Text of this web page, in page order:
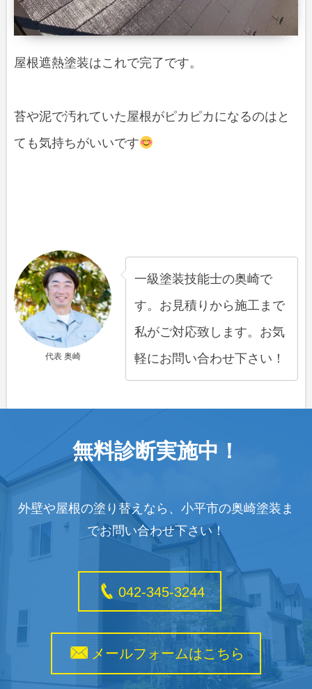
屋根遮熱塗装はこれで完了です。
苔や泥で汚れていた屋根がピカピカになるのはと
ても気持ちがいいです
代表 奥崎
一級塗装技能士の奥崎で
す。お見積りから施工まで
私がご対応致します。お気
軽にお問い合わせ下さい！
無料診断実施中！
外壁や屋根の塗り替えなら、小平市の奥崎塗装ま
でお問い合わせ下さい！
042-345-3244
メールフォームはこちら